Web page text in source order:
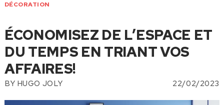
DÉCORATION
ÉCONOMISEZ DE L’ESPACE ET
DU TEMPS EN TRIANT VOS
AFFAIRES!
BY HUGO JOLY 22/02/2023